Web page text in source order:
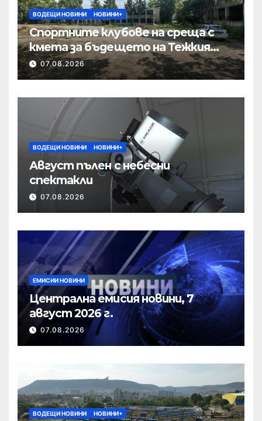
ВОДЕЩИ НОВИНИ НОВИНИ+
Спортните клубове на среща с
кмета за бъдещето на Тежкия
полк
07.08.2026
ВОДЕЩИ НОВИНИ НОВИНИ+
Август пълен с небесни
спектакли
07.08.2026
ЕМИСИИ НОВИНИ
Централна емисия новини, 7
август 2026 г.
07.08.2026
ВОДЕЩИ НОВИНИ НОВИНИ+